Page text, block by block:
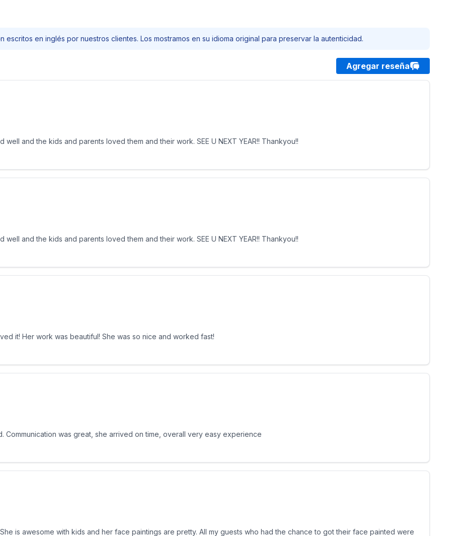
escritos en inglés por nuestros clientes. Los mostramos en su idioma original para preservar la autenticidad.
Agregar reseña
and the kids and parents loved them and their work. SEE U NEXT YEAR!! Thankyou!!
and the kids and parents loved them and their work. SEE U NEXT YEAR!! Thankyou!!
it! Her work was beautiful! She was so nice and worked fast!
Communication was great, she arrived on time, overall very easy experience
is awesome with kids and her face paintings are pretty. All my guests who had the chance to got their face painted were